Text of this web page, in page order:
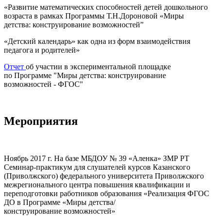
«Развитие математических способностей детей дошкольного
возраста в рамках Программы Т.Н.Дороновой «Миры
детства: конструирование возможностей”
«Детский календарь» как одна из форм взаимодействия
педагога и родителей»
Отчет об участии в экспериментальной площадке
по Программе "Миры детства: конструирование
возможностей - ФГОС"
Мероприятия
Ноябрь 2017 г. На базе МБДОУ № 39 «Аленка» ЗМР РТ
Семинар-практикум для слушателей курсов Казанского
(Приволжского) федерального университета Приволжского
межрегионального центра повышения квалификации и
переподготовки работников образования «Реализация ФГОС
ДО в Программе «Миры детства/
конструирование возможностей»